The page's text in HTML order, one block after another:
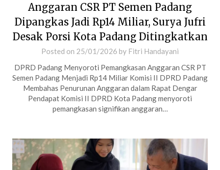
Anggaran CSR PT Semen Padang
Dipangkas Jadi Rp14 Miliar, Surya Jufri
Desak Porsi Kota Padang Ditingkatkan
Posted on 25/01/2026 by Fitri Handayani
DPRD Padang Menyoroti Pemangkasan Anggaran CSR PT
Semen Padang Menjadi Rp14 Miliar Komisi II DPRD Padang
Membahas Penurunan Anggaran dalam Rapat Dengar
Pendapat Komisi II DPRD Kota Padang menyoroti
pemangkasan signifikan anggaran…